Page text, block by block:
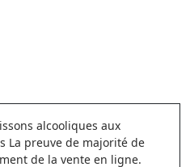
alcooliques aux
La preuve de majorité de
de la vente en ligne.